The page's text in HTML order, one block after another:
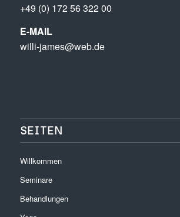
+49 (0) 172 56 322 00
E-MAIL
willi-james@web.de
SEITEN
Willkommen
Seminare
Behandlungen